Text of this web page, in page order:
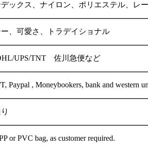
デックス、ナイロン、ポリエステル、レ
、可愛さ、トラデイショナル
UPS/TNT 佐川急便など
Paypal , Moneybookers, bank and western
or PVC bag, as customer required.